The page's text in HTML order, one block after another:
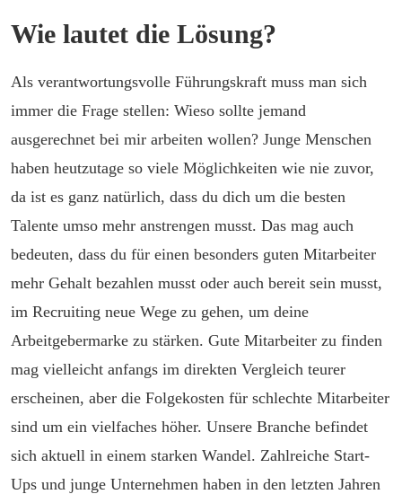
Wie lautet die Lösung?
Als verantwortungsvolle Führungskraft muss man sich
immer die Frage stellen: Wieso sollte jemand
ausgerechnet bei mir arbeiten wollen? Junge Menschen
haben heutzutage so viele Möglichkeiten wie nie zuvor,
da ist es ganz natürlich, dass du dich um die besten
Talente umso mehr anstrengen musst. Das mag auch
bedeuten, dass du für einen besonders guten Mitarbeiter
mehr Gehalt bezahlen musst oder auch bereit sein musst,
im Recruiting neue Wege zu gehen, um deine
Arbeitgebermarke zu stärken. Gute Mitarbeiter zu finden
mag vielleicht anfangs im direkten Vergleich teurer
erscheinen, aber die Folgekosten für schlechte Mitarbeiter
sind um ein vielfaches höher. Unsere Branche befindet
sich aktuell in einem starken Wandel. Zahlreiche Start-
Ups und junge Unternehmen haben in den letzten Jahren